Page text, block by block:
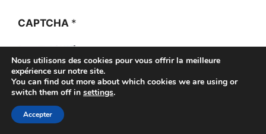
CAPTCHA *
Saisissez le texte affiché ci-
dessus:
Nous utilisons des cookies pour vous offrir la meilleure
expérience sur notre site.
You can find out more about which cookies we are using or
switch them off in settings.
Accepter